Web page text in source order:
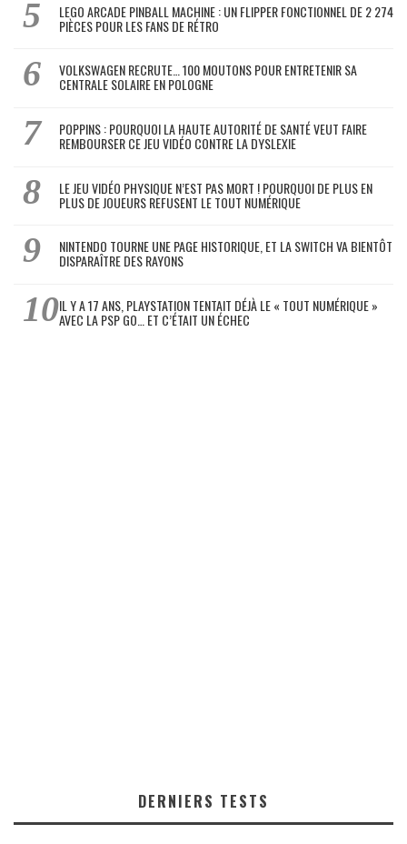
LEGO ARCADE PINBALL MACHINE : UN FLIPPER FONCTIONNEL DE 2 274
PIÈCES POUR LES FANS DE RÉTRO
VOLKSWAGEN RECRUTE… 100 MOUTONS POUR ENTRETENIR SA
CENTRALE SOLAIRE EN POLOGNE
POPPINS : POURQUOI LA HAUTE AUTORITÉ DE SANTÉ VEUT FAIRE
REMBOURSER CE JEU VIDÉO CONTRE LA DYSLEXIE
LE JEU VIDÉO PHYSIQUE N’EST PAS MORT ! POURQUOI DE PLUS EN
PLUS DE JOUEURS REFUSENT LE TOUT NUMÉRIQUE
NINTENDO TOURNE UNE PAGE HISTORIQUE, ET LA SWITCH VA BIENTÔT
DISPARAÎTRE DES RAYONS
IL Y A 17 ANS, PLAYSTATION TENTAIT DÉJÀ LE « TOUT NUMÉRIQUE »
AVEC LA PSP GO… ET C’ÉTAIT UN ÉCHEC
DERNIERS TESTS